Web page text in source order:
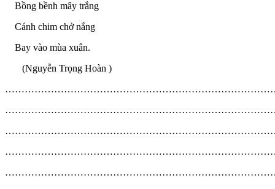
Bồng bềnh mây trắng
Cánh chim chở nắng
Bay vào mùa xuân.
(Nguyễn Trọng Hoàn )